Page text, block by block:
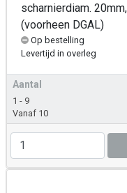
scharnierdiam.
(voorheen DGAL)
Op bestelling
Levertijd in overleg
Aantal
1 - 9
Vanaf 10